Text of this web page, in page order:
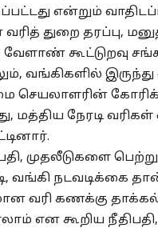
என்றும்
துறை தரப்பு,
கூட்டுறவு
வங்கிகளில்
மத்திய நேரடி
முதலீடுகளை
வங்கி நடவடிக்கை
வரி கணக்கு தாக்கல்
என கூறிய